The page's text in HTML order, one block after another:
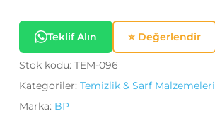
Teklif Alın ⭐ Değerlendir
Stok kodu: TEM-096
Kategoriler: Temizlik & Sarf Malzemeleri
Marka: BP